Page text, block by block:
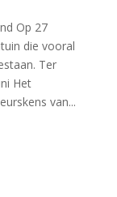
Op 27
die vooral
Ter
Het
van...